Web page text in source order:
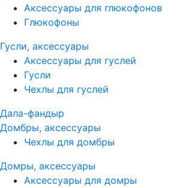
Аксессуары для глюкофонов
Глюкофоны
Гусли, аксессуары
Аксессуары для гуслей
Гусли
Чехлы для гуслей
Дала-фандыр
Домбры, аксессуары
Чехлы для домбры
Домры, аксессуары
Аксессуары для домры